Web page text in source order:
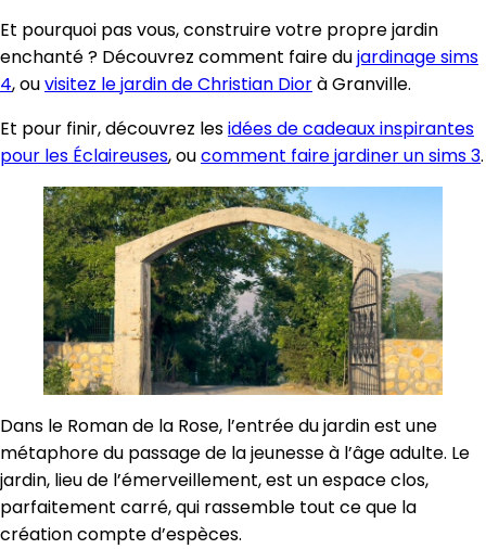
Et pourquoi pas vous, construire votre propre jardin
enchanté ? Découvrez comment faire dujardinage sims
4, ouvisitez le jardin de Christian Diorà Granville.
Et pour finir, découvrez lesidées de cadeaux inspirantes
pour les Éclaireuses, oucomment faire jardiner un sims 3.
Dans le Roman de la Rose, l’entrée du jardin est une
métaphore du passage de la jeunesse à l’âge adulte. Le
jardin, lieu de l’émerveillement, est un espace clos,
parfaitement carré, qui rassemble tout ce que la
création compte d’espèces.